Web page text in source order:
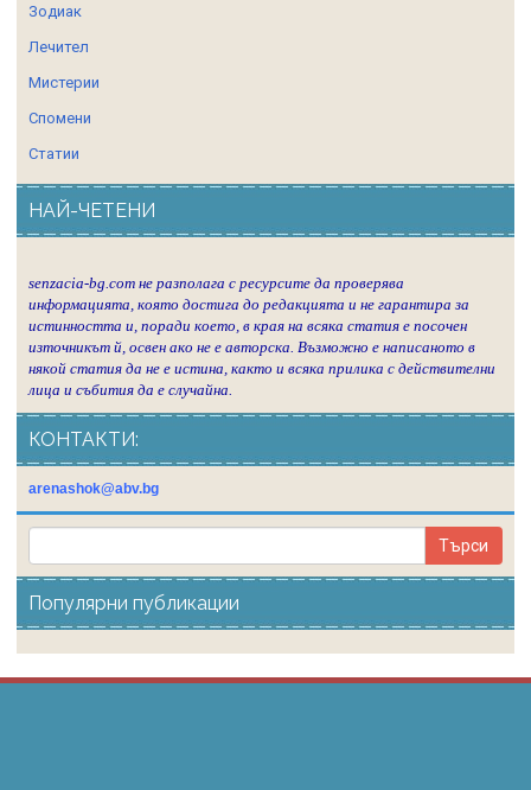
Зодиак
Лечител
Мистерии
Спомени
Статии
НАЙ-ЧЕТЕНИ
senzacia-bg.com не разполага с ресурсите да проверява
информацията, която достига до редакцията и не гарантира за
истинността и, поради което, в края на всяка статия е посочен
източникът й, освен ако не е авторска. Възможно е написаното в
някой статия да не е истина, както и всяка прилика с действителни
лица и събития да е случайна.
КОНТАКТИ:
arenashok@abv.bg
Популярни публикации